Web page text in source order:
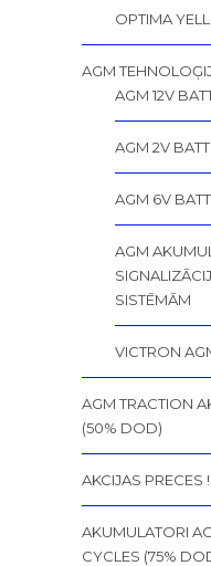
OPTIMA
AGM
AGM 12V
AGM 2V
AGM 6V
AGM
SISTĒMĀM
VICTRON
AGM TRACTION
(50% DOD)
AKCIJAS PRECES
AKUMULATORI
CYCLES (75%